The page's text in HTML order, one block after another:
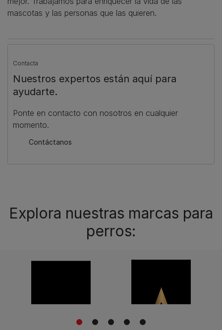
mascotas y las personas que las quieren.
Contacta
Nuestros expertos están aquí para
ayudarte.
Ponte en contacto con nosotros en cualquier
momento.
Contáctanos
Explora nuestras marcas para
perros:
1 2 3 4 5